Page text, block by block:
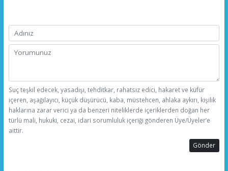
Suç teşkil edecek, yasadışı, tehditkar, rahatsız edici, hakaret ve küfür
içeren, aşağılayıcı, küçük düşürücü, kaba, müstehcen, ahlaka aykırı, kişilik
haklarına zarar verici ya da benzeri niteliklerde içeriklerden doğan her
türlü mali, hukuki, cezai, idari sorumluluk içeriği gönderen Üye/Üyeler’e
aittir.
Gönder